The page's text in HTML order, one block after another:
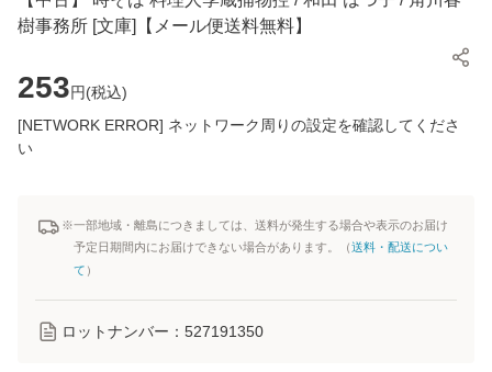
樹事務所 [文庫]【メール便送料無料】
253円(税込)
[NETWORK ERROR] ネットワーク周りの設定を確認してくださ
い
※一部地域・離島につきましては、送料が発生する場合や表示のお届け
予定日期間内にお届けできない場合があります。（送料・配送につい
て ）
ロットナンバー： 527191350